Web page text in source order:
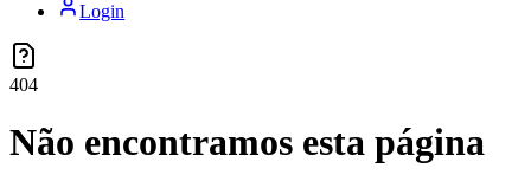
Login
404
Não encontramos esta página